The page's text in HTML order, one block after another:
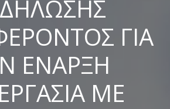
ΓΙΑ
ΕΝΑΡΞΗ
ΜΕ